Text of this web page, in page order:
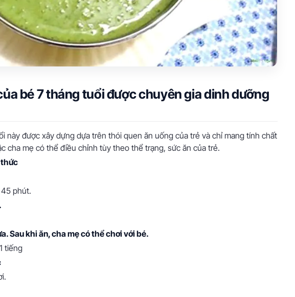
bé 7 tháng tuổi được chuyên gia dinh dưỡng
này được xây dựng dựa trên thói quen ăn uống của trẻ và chỉ mang tính chất
cha mẹ có thể điều chỉnh tùy theo thể trạng, sức ăn của trẻ.
thức
phút.
Sau khi ăn, cha mẹ có thể chơi với bé.
tiếng